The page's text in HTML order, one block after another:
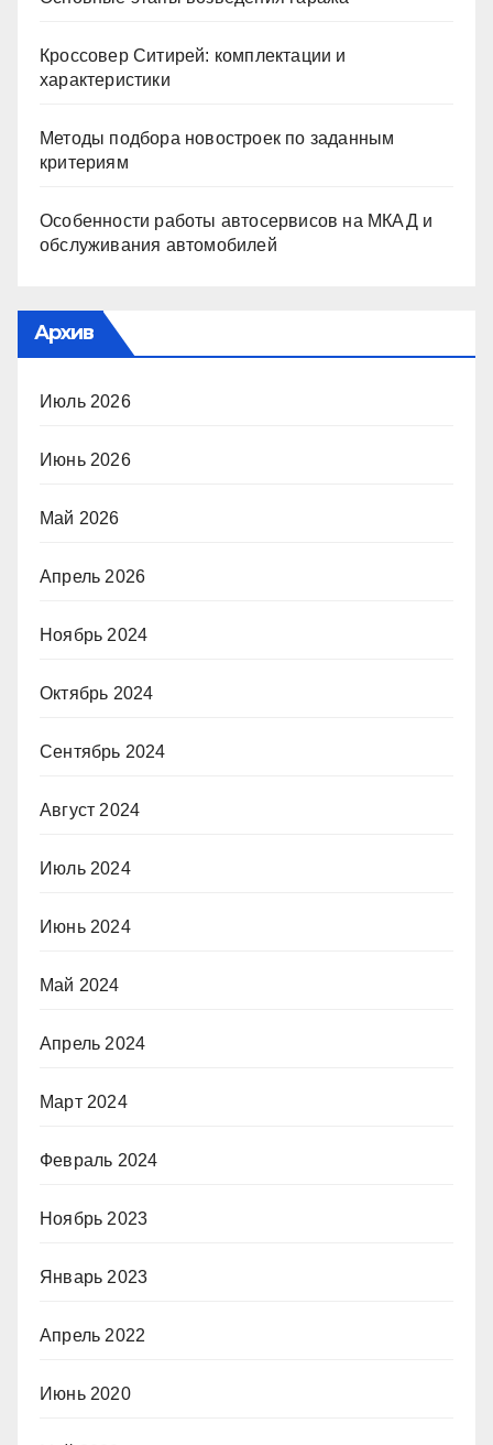
Кроссовер Ситирей: комплектации и
характеристики
Методы подбора новостроек по заданным
критериям
Особенности работы автосервисов на МКАД и
обслуживания автомобилей
Архив
Июль 2026
Июнь 2026
Май 2026
Апрель 2026
Ноябрь 2024
Октябрь 2024
Сентябрь 2024
Август 2024
Июль 2024
Июнь 2024
Май 2024
Апрель 2024
Март 2024
Февраль 2024
Ноябрь 2023
Январь 2023
Апрель 2022
Июнь 2020